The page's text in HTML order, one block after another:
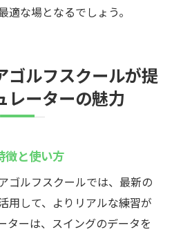
な場となるでしょう。
ゴルフスクールが提
レーターの魅力
徴と使い方
ゴルフスクールでは、最新の
用して、よりリアルな練習が
ターは、スイングのデータを